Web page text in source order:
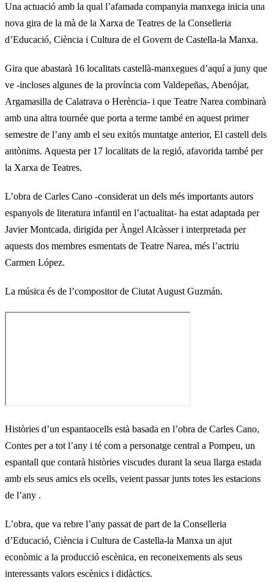
Una actuació amb la qual l’afamada companyia manxega inicia una
nova gira de la mà de la Xarxa de Teatres de la Conselleria
d’Educació, Ciència i Cultura de el Govern de Castella-la Manxa.
Gira que abastarà 16 localitats castellà-manxegues d’aquí a juny que
ve -incloses algunes de la província com Valdepeñas, Abenójar,
Argamasilla de Calatrava o Herència- i que Teatre Narea combinarà
amb una altra tournée que porta a terme també en aquest primer
semestre de l’any amb el seu exitós muntatge anterior, El castell dels
antònims. Aquesta per 17 localitats de la regió, afavorida també per
la Xarxa de Teatres.
L’obra de Carles Cano -considerat un dels més importants autors
espanyols de literatura infantil en l’actualitat- ha estat adaptada per
Javier Montcada, dirigida per Àngel Alcàsser i interpretada per
aquests dos membres esmentats de Teatre Narea, més l’actriu
Carmen López.
La música és de l’compositor de Ciutat August Guzmán.
Històries d’un espantaocells està basada en l’obra de Carles Cano,
Contes per a tot l’any i té com a personatge central a Pompeu, un
espantall que contarà històries viscudes durant la seua llarga estada
amb els seus amics els ocells, veient passar junts totes les estacions
de l’any .
L’obra, que va rebre l’any passat de part de la Conselleria
d’Educació, Ciència i Cultura de Castella-la Manxa un ajut
econòmic a la producció escènica, en reconeixements als seus
interessants valors escènics i didàctics.